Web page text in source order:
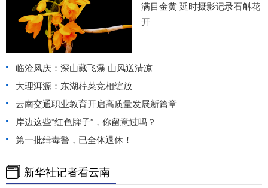
满目金黄 延时摄影记录石斛花
开
临沧凤庆：深山藏飞瀑 山风送清凉
大理洱源：东湖荇菜竞相绽放
云南交通职业教育开启高质量发展新篇章
岸边这些“红色牌子”，你留意过吗？
第一批缉毒警，已全体退休！
新华社记者看云南